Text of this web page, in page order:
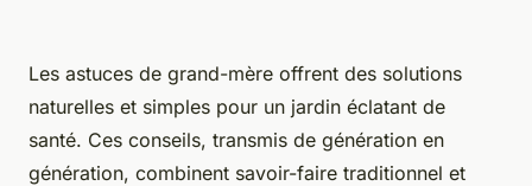
Les astuces de grand-mère offrent des solutions
naturelles et simples pour un jardin éclatant de
santé. Ces conseils, transmis de génération en
génération, combinent savoir-faire traditionnel et